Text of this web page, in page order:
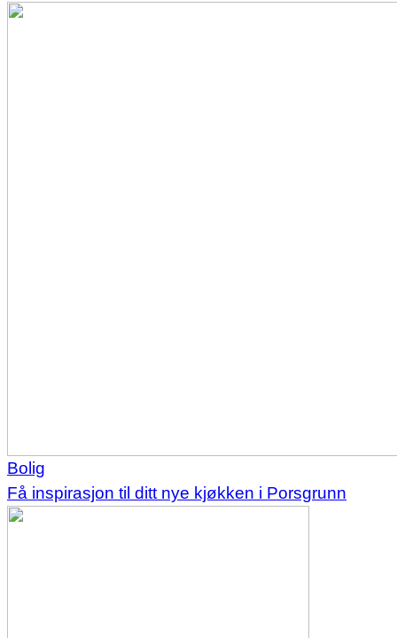
Bolig
Få inspirasjon til ditt nye kjøkken i Porsgrunn